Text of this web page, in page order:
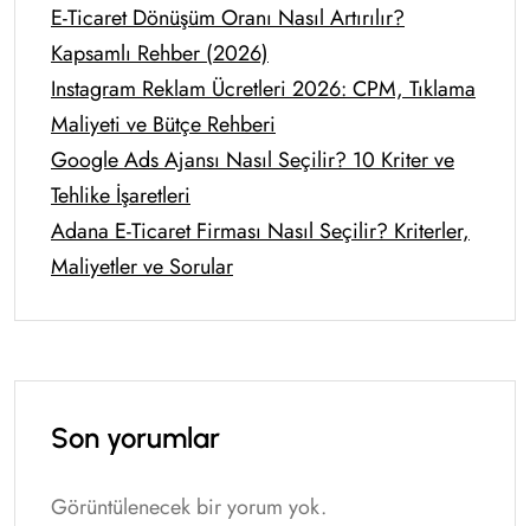
E-Ticaret Dönüşüm Oranı Nasıl Artırılır?
Kapsamlı Rehber (2026)
Instagram Reklam Ücretleri 2026: CPM, Tıklama
Maliyeti ve Bütçe Rehberi
Google Ads Ajansı Nasıl Seçilir? 10 Kriter ve
Tehlike İşaretleri
Adana E-Ticaret Firması Nasıl Seçilir? Kriterler,
Maliyetler ve Sorular
Son yorumlar
Görüntülenecek bir yorum yok.